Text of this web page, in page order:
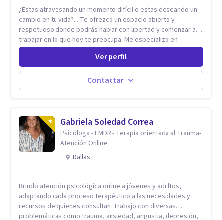
¿Estas atravesando un momento difícil o estas deseando un
cambio en tu vida?... Te ofrezco un espacio abierto y
respetuoso donde podrás hablar con libertad y comenzar a
trabajar en lo que hoy te preocupa. Me especializo en
Trastornos de Ansiedad y a lo largo de mi experiencia
profesional he acompañado a muchas Familias y Parejas con
distintas problemáticas como el manejo del estrés,
Autoestima, Gestión de la Ira, Depresión, Retos en la Crianza,
Codependencia, Celos, entre otros. Cuento con más de 12
Adolescentes y Adultos
Ver perfil
Contactar
Gabriela Soledad Correa
Psicóloga - EMDR - Terapia orientada al Trauma-
Atención Online.
Dallas
Brindo atención psicológica online a jóvenes y adultos,
adaptando cada proceso terapéutico a las necesidades y
recursos de quienes consultan. Trabajo con diversas
problemáticas como trauma, ansiedad, angustia, depresión,